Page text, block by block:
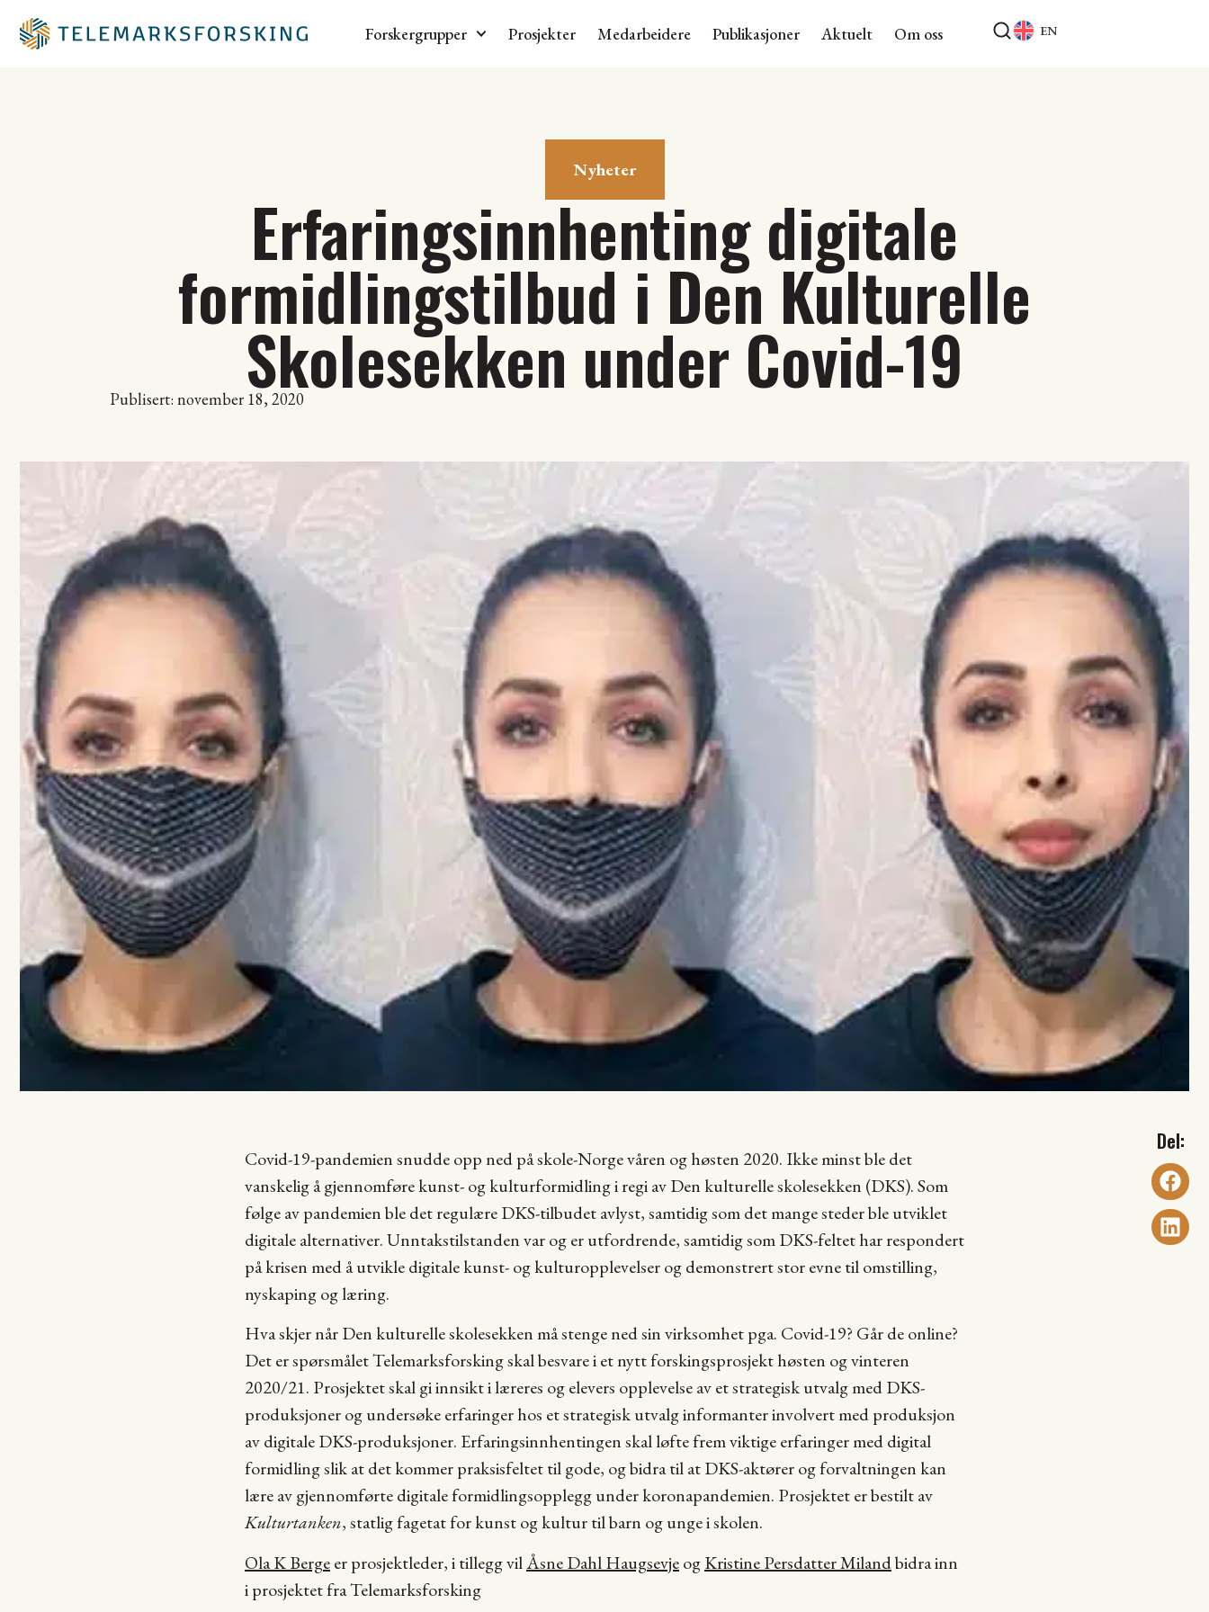
Forskergrupper Prosjekter Medarbeidere Publikasjoner Aktuelt Om oss EN
Nyheter
Erfaringsinnhenting digitale
formidlingstilbud i Den Kulturelle
Skolesekken under Covid-19
Publisert: november 18, 2020
Covid-19-pandemien snudde opp ned på skole-Norge våren og høsten 2020. Ikke minst ble det
vanskelig å gjennomføre kunst- og kulturformidling i regi av Den kulturelle skolesekken (DKS). Som
følge av pandemien ble det regulære DKS-tilbudet avlyst, samtidig som det mange steder ble utviklet
digitale alternativer. Unntakstilstanden var og er utfordrende, samtidig som DKS-feltet har respondert
på krisen med å utvikle digitale kunst- og kulturopplevelser og demonstrert stor evne til omstilling,
nyskaping og læring.
Hva skjer når Den kulturelle skolesekken må stenge ned sin virksomhet pga. Covid-19? Går de online?
Det er spørsmålet Telemarksforsking skal besvare i et nytt forskingsprosjekt høsten og vinteren
2020/21. Prosjektet skal gi innsikt i læreres og elevers opplevelse av et strategisk utvalg med DKS-
produksjoner og undersøke erfaringer hos et strategisk utvalg informanter involvert med produksjon
av digitale DKS-produksjoner. Erfaringsinnhentingen skal løfte frem viktige erfaringer med digital
formidling slik at det kommer praksisfeltet til gode, og bidra til at DKS-aktører og forvaltningen kan
lære av gjennomførte digitale formidlingsopplegg under koronapandemien. Prosjektet er bestilt av
Kulturtanken, statlig fagetat for kunst og kultur til barn og unge i skolen.
Ola K Bergeer prosjektleder, i tillegg vilÅsne Dahl HaugsevjeogKristine Persdatter Milandbidra inn
i prosjektet fra Telemarksforsking